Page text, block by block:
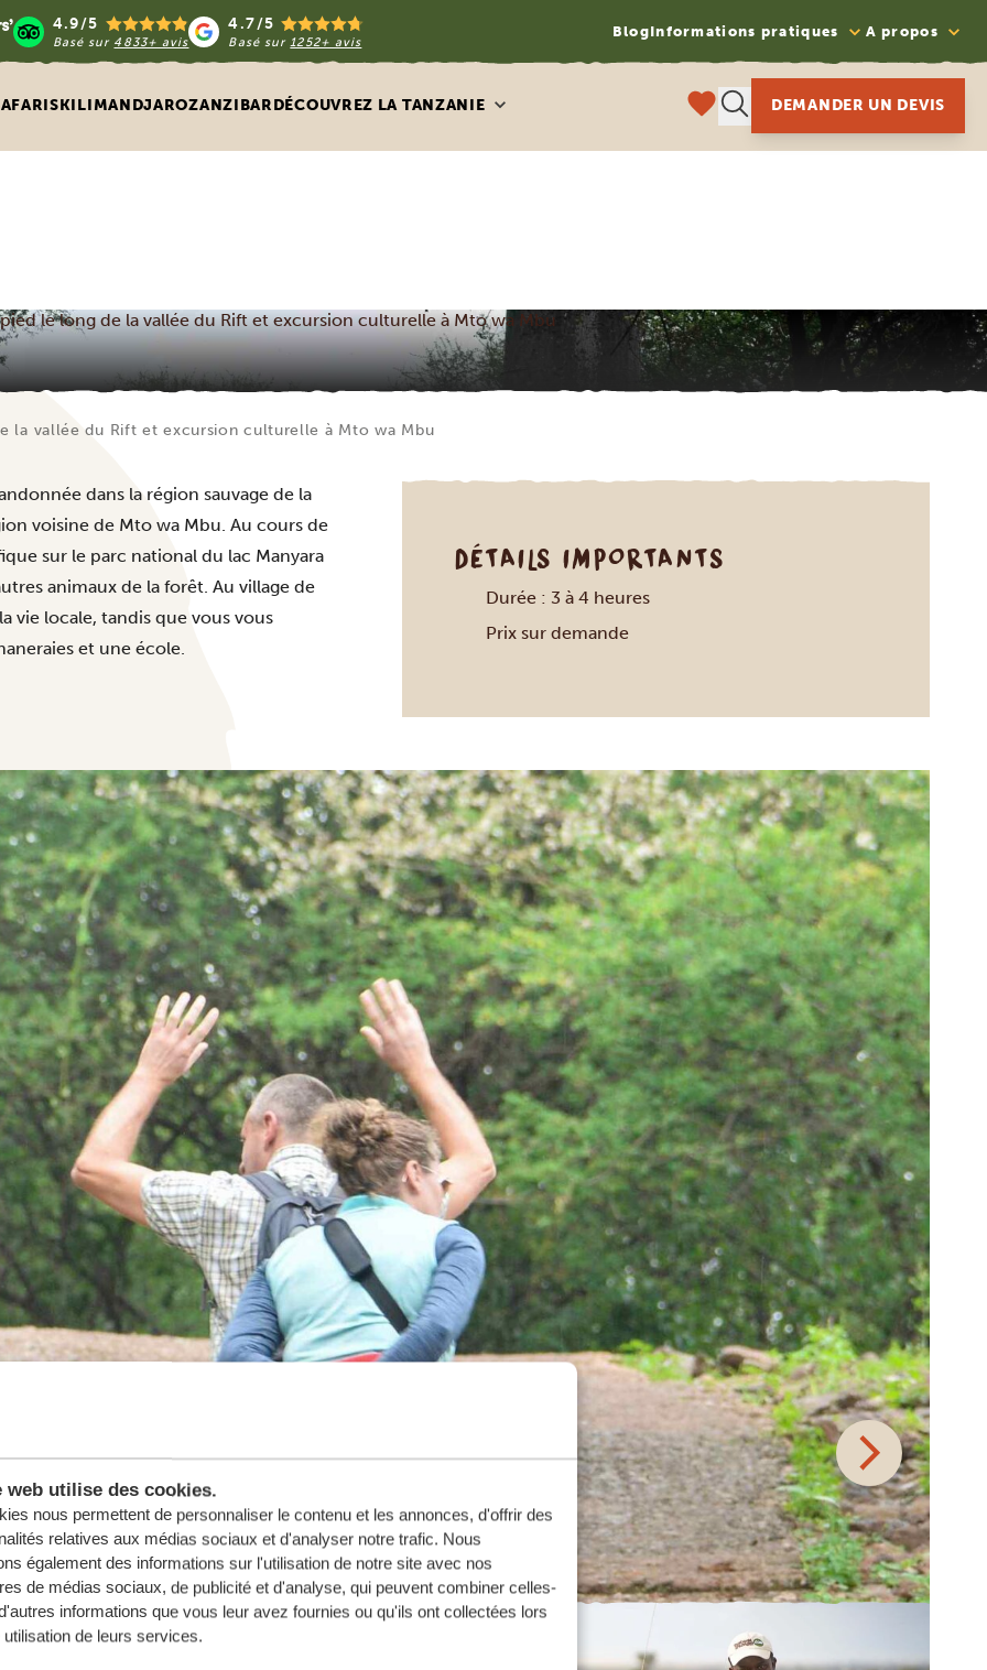
web utilise des cookies.
nous permettent de personnaliser le contenu et les annonces, d'offrir des
relatives aux médias sociaux et d'analyser notre trafic. Nous
également des informations sur l'utilisation de notre site avec nos
de médias sociaux, de publicité et d'analyse, qui peuvent combiner celles-
informations que vous leur avez fournies ou qu'ils ont collectées lors
utilisation de leurs services.
4.9/5
Basé sur 4833+ avis
4.7/5
Basé sur1252+ avis
BlogInformations pratiques A propos
KILIMANDJAROZANZIBARDÉCOUVREZ LA TANZANIE DEMANDER UN DEVIS
pied le long de la vallée du Rift et excursion culturelle à Mto wa Mbu
la vallée du Rift et excursion culturelle à Mto wa Mbu
dans la région sauvage de la
voisine de Mto wa Mbu. Au cours de
sur le parc national du lac Manyara
animaux de la forêt. Au village de
vie locale, tandis que vous vous
et une école.
DÉTAILS IMPORTANTS
Durée : 3 à 4 heures
Prix sur demande